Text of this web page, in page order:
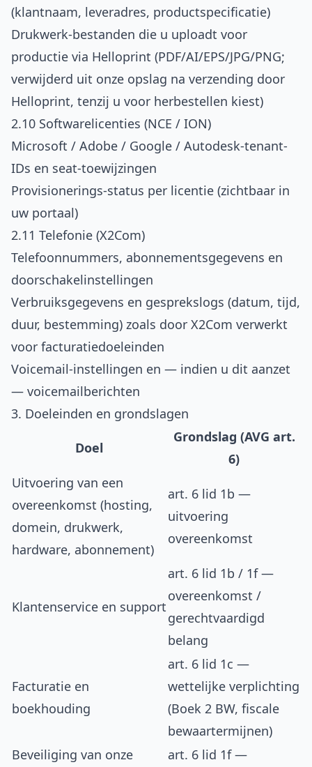
(klantnaam, leveradres, productspecificatie)
Drukwerk-bestanden die u uploadt voor
productie via Helloprint (PDF/AI/EPS/JPG/PNG;
verwijderd uit onze opslag na verzending door
Helloprint, tenzij u voor herbestellen kiest)
2.10 Softwarelicenties (NCE / ION)
Microsoft / Adobe / Google / Autodesk-tenant-
IDs en seat-toewijzingen
Provisionerings-status per licentie (zichtbaar in
uw portaal)
2.11 Telefonie (X2Com)
Telefoonnummers, abonnementsgegevens en
doorschakelinstellingen
Verbruiksgegevens en gesprekslogs (datum, tijd,
duur, bestemming) zoals door X2Com verwerkt
voor facturatiedoeleinden
Voicemail-instellingen en — indien u dit aanzet
— voicemailberichten
3. Doeleinden en grondslagen
Doel
Grondslag (AVG art.
6)
Uitvoering van een
overeenkomst (hosting,
domein, drukwerk,
hardware, abonnement)
art. 6 lid 1b —
uitvoering
overeenkomst
Klantenservice en support
art. 6 lid 1b / 1f —
overeenkomst /
gerechtvaardigd
belang
Facturatie en
boekhouding
art. 6 lid 1c —
wettelijke verplichting
(Boek 2 BW, fiscale
bewaartermijnen)
Beveiliging van onze
art. 6 lid 1f —